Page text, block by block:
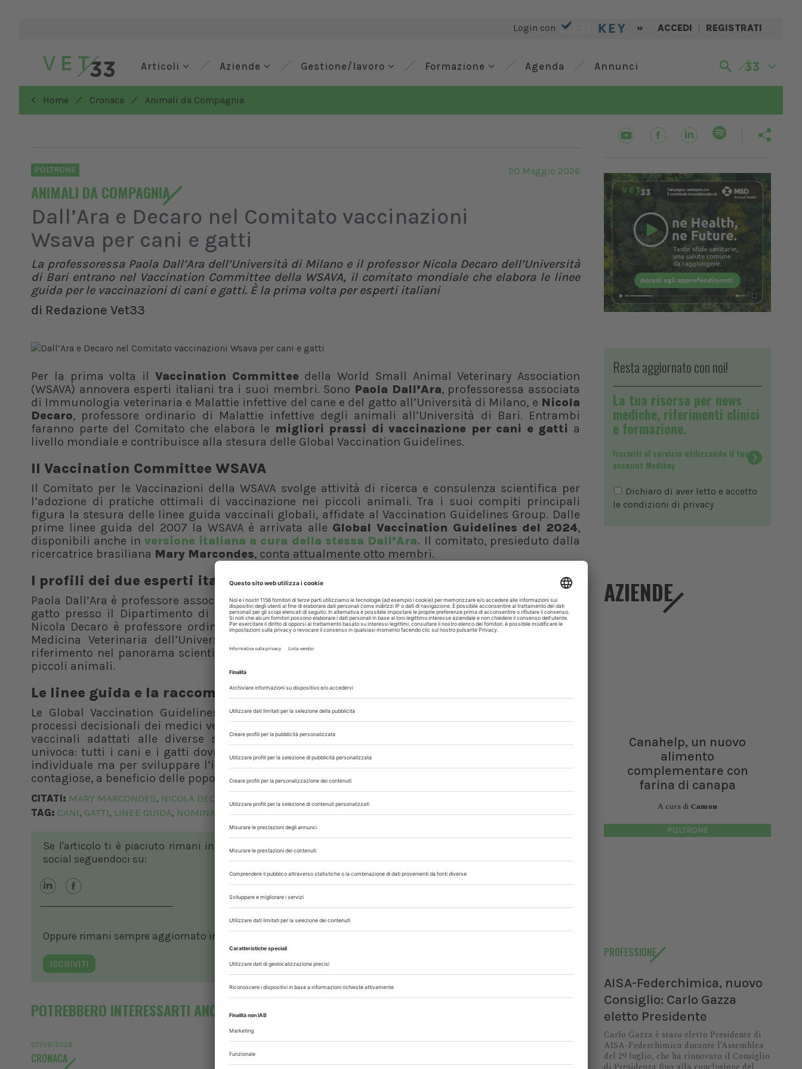
Login con » ACCEDI | REGISTRATI
Articoli Aziende Gestione/lavoro Formazione Agenda Annunci
< Home / Cronaca / Animali da Compagnia
POLTRONE
ANIMALI DA COMPAGNIA
20 Maggio 2026
Dall’Ara e Decaro nel Comitato vaccinazioni
Wsava per cani e gatti
La professoressa Paola Dall’Ara dell’Università di Milano e il professor Nicola Decaro dell’Università
di Bari entrano nel Vaccination Committee della WSAVA, il comitato mondiale che elabora le linee
guida per le vaccinazioni di cani e gatti. È la prima volta per esperti italiani
di Redazione Vet33
Per la prima volta il Vaccination Committee della World Small Animal Veterinary Association
(WSAVA) annovera esperti italiani tra i suoi membri. Sono Paola Dall’Ara, professoressa associata
di Immunologia veterinaria e Malattie infettive del cane e del gatto all’Università di Milano, e Nicola
Decaro, professore ordinario di Malattie infettive degli animali all’Università di Bari. Entrambi
faranno parte del Comitato che elabora le migliori prassi di vaccinazione per cani e gatti a
livello mondiale e contribuisce alla stesura delle Global Vaccination Guidelines.
Il Vaccination Committee WSAVA
Il Comitato per le Vaccinazioni della WSAVA svolge attività di ricerca e consulenza scientifica per
l’adozione di pratiche ottimali di vaccinazione nei piccoli animali. Tra i suoi compiti principali
figura la stesura delle linee guida vaccinali globali, affidate al Vaccination Guidelines Group. Dalle
prime linee guida del 2007 la WSAVA è arrivata alle Global Vaccination Guidelines del 2024,
disponibili anche inversione italiana a cura della stessa Dall’Ara. Il comitato, presieduto dalla
ricercatrice brasiliana Mary Marcondes, conta attualmente otto membri.
I profili dei due esperti italiani
Paola Dall’Ara è professore associato di Immunologia veterinaria e Malattie infettive del cane e del
gatto presso il Dipartimento di Medicina Veterinaria e Scienze Animali dell’Università di Milano.
Nicola Decaro è professore ordinario di Malattie infettive degli animali presso il Dipartimento di
Medicina Veterinaria dell’Università di Bari, di cui è stato direttore. Entrambi sono figure di
riferimento nel panorama scientifico nazionale e internazionale in materia di malattie infettive dei
piccoli animali.
Le linee guida e la raccomandazione globale
Le Global Vaccination Guidelines elaborate dal comitato forniscono indicazioni essenziali per i
processi decisionali dei medici veterinari di tutto il mondo, consentendo lo sviluppo di programmi
vaccinali adattati alle diverse situazioni nazionali e regionali. La raccomandazione globale è
univoca: tutti i cani e i gatti dovrebbero beneficiare della vaccinazione, non solo per la protezione
individuale ma per sviluppare l’immunità di gregge e minimizzare il rischio di focolai di malattie
contagiose, a beneficio delle popolazioni animali e della salute pubblica.
CITATI: MARY MARCONDES, NICOLA DECARO
TAG: CANI, GATTI, LINEE GUIDA, NOMINA VACCINAZIONI,WSAVA
Se l'articolo ti è piaciuto rimani in contatto con noi sui nostri canali
social seguendoci su:
Oppure rimani sempre aggiornato in ambito veterinario, iscrivendoti alla nostra newsletter!
ISCRIVITI
POTREBBERO INTERESSARTI ANCHE
07/08/2026
CRONACA
Resta aggiornato con noi!
La tua risorsa per news
mediche, riferimenti clinici
e formazione.
Iscriviti al servizio utilizzando il tuo
account Medikey
Dichiaro di aver letto e accetto
le condizioni di privacy
AZIENDE
Canahelp, un nuovo
alimento
complementare con
farina di canapa
A cura di Camon
POLTRONE
PROFESSIONE
AISA-Federchimica, nuovo
Consiglio: Carlo Gazza
eletto Presidente
Carlo Gazza è stato eletto Presidente di
AISA-Federchimica durante l’Assemblea
del 29 luglio, che ha rinnovato il Consiglio